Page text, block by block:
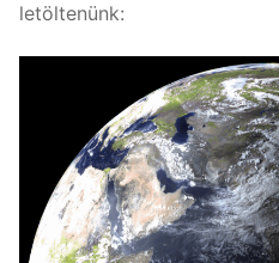
letöltenünk: